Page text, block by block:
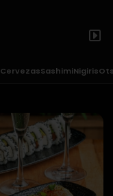
CervezasSashimiNigiris